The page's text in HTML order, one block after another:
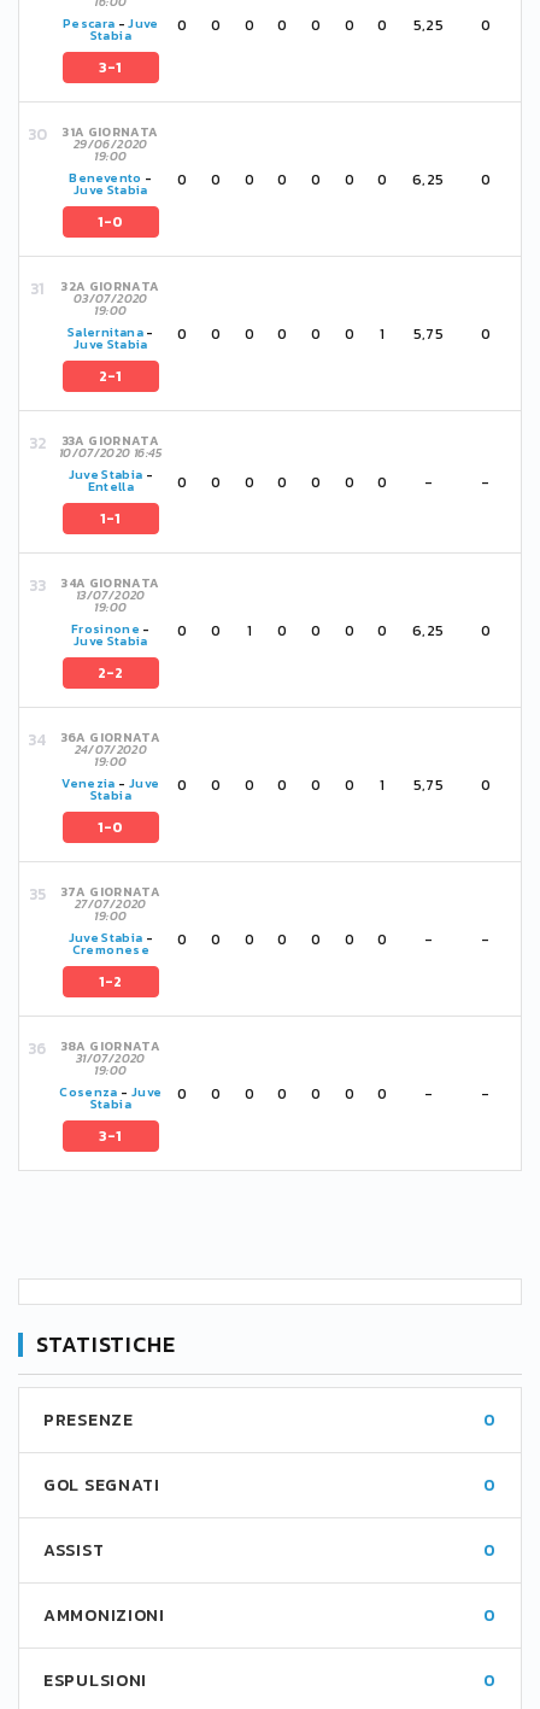
Pescara -Juve
Stabia
3-1
0 0 0 0 0 0 0 5,25 0
31A GIORNATA
29/06/2020
19:00
Benevento -
Juve Stabia
1-0
0 0 0 0 0 0 0 6,25 0
32A GIORNATA
03/07/2020
19:00
Salernitana-
Juve Stabia
2-1
0 0 0 0 0 0 1 5,75 0
33A GIORNATA
10/07/2020 16:45
Juve Stabia -
Entella
1-1
0 0 0 0 0 0 0 - -
34A GIORNATA
13/07/2020
19:00
Frosinone -
Juve Stabia
2-2
0 0 1 0 0 0 0 6,25 0
36A GIORNATA
24/07/2020
19:00
Venezia - Juve
Stabia
1-0
0 0 0 0 0 0 1 5,75 0
37A GIORNATA
27/07/2020
19:00
Juve Stabia -
Cremonese
1-2
0 0 0 0 0 0 0 - -
38A GIORNATA
31/07/2020
19:00
Cosenza - Juve
Stabia
3-1
0 0 0 0 0 0 0 - -
STATISTICHE
PRESENZE 0
GOL SEGNATI 0
ASSIST 0
AMMONIZIONI 0
ESPULSIONI 0